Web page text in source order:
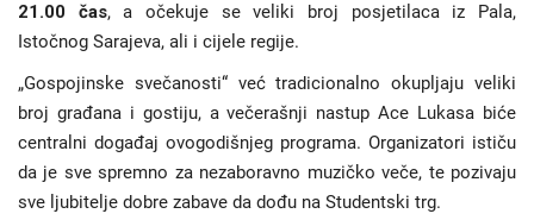
21.00 čas, a očekuje se veliki broj posjetilaca iz Pala,
Istočnog Sarajeva, ali i cijele regije.
„Gospojinske svečanosti“ već tradicionalno okupljaju veliki
broj građana i gostiju, a večerašnji nastup Ace Lukasa biće
centralni događaj ovogodišnjeg programa. Organizatori ističu
da je sve spremno za nezaboravno muzičko veče, te pozivaju
sve ljubitelje dobre zabave da dođu na Studentski trg.